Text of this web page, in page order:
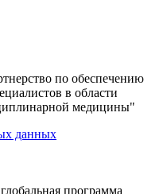
по обеспечению
в области
медицины"
данных
программа